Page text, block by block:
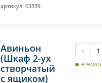
артикул: 63339
Авиньон
(Шкаф 2-ух
створчатый
с ящиком)
-
в